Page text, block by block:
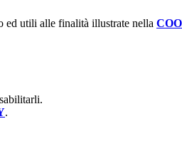
ed utili alle finalità illustrate nella
.